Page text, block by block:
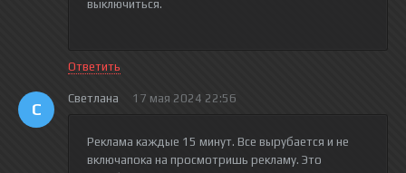
выключиться.
Ответить
С
Светлана 17 мая 2024 22:56
Реклама каждые 15 минут. Все вырубается и не
включапока на просмотришь рекламу. Это